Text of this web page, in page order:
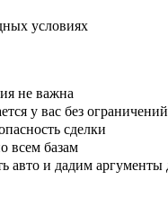
условиях
не важна
у вас без
сделки
всем базам
авто и дадим аргументы